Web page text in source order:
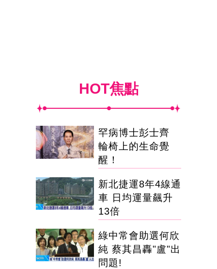
HOT焦點
罕病博士彭士齊
輪椅上的生命覺
醒！
新北捷運8年4線通
車 日均運量飆升
13倍
綠中常會助選何欣
純 蔡其昌轟"盧"出
問題!